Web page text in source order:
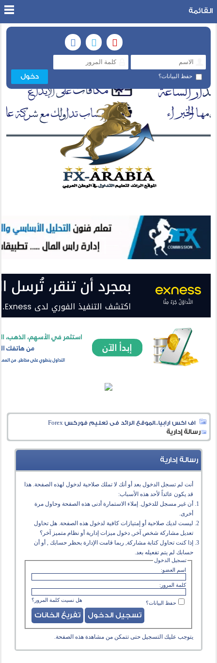
حفظ البيانات؟
القائمة
اف اكس ارابيا..الموقع الرائد فى تعليم فوركس Forex
رسالة إدارية
رسالة إدارية
أنت لم تسجل الدخول بعد أو أنك لا تملك صلاحية لدخول لهذه الصفحة. هذا
قد يكون عائداً لأحد هذه الأسباب:
أن غير مسجل للدخول. إملاء الاستمارة أدنى هذه الصفحة وحاول مرة
أخرى.
ليست لديك صلاحية أو إمتيازات كافية لدخول هذه الصفحة. هل تحاول
تعديل مشاركة شخص آخر, دخول ميزات إدارية أو نظام متميز آخر؟
إذا كنت تحاول كتابة مشاركة, ربما قامت الإدارة بحظر حسابك , أو أن
حسابك لم يتم تفعيله بعد.
تسجيل الدخول
اسم العضو:
كلمة المرور:
هل نسيت كلمة المرور؟ حفظ البيانات؟
يتوجب عليك التسجيل حتى تتمكن من مشاهدة هذه الصفحة.